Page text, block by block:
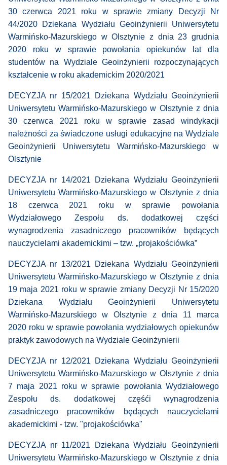
30 czerwca 2021 roku w sprawie zmiany Decyzji Nr
44/2020 Dziekana Wydziału Geoinżynierii Uniwersytetu
Warmińsko-Mazurskiego w Olsztynie z dnia 23 grudnia
2020 roku w sprawie powołania opiekunów lat dla
studentów na Wydziale Geoinżynierii rozpoczynających
kształcenie w roku akademickim 2020/2021
DECYZJA nr 15/2021 Dziekana Wydziału Geoinżynierii
Uniwersytetu Warmińsko-Mazurskiego w Olsztynie z dnia
30 czerwca 2021 roku w sprawie zasad windykacji
należności za świadczone usługi edukacyjne na Wydziale
Geoinżynierii Uniwersytetu Warmińsko-Mazurskiego w
Olsztynie
DECYZJA nr 14/2021 Dziekana Wydziału Geoinżynierii
Uniwersytetu Warmińsko-Mazurskiego w Olsztynie z dnia
18 czerwca 2021 roku w sprawie powołania
Wydziałowego Zespołu ds. dodatkowej części
wynagrodzenia zasadniczego pracowników będących
nauczycielami akademickimi – tzw. „projakościówka”
DECYZJA nr 13/2021 Dziekana Wydziału Geoinżynierii
Uniwersytetu Warmińsko-Mazurskiego w Olsztynie z dnia
19 maja 2021 roku w sprawie zmiany Decyzji Nr 15/2020
Dziekana Wydziału Geoinżynierii Uniwersytetu
Warmińsko-Mazurskiego w Olsztynie z dnia 11 marca
2020 roku w sprawie powołania wydziałowych opiekunów
praktyk zawodowych na Wydziale Geoinżynierii
DECYZJA nr 12/2021 Dziekana Wydziału Geoinżynierii
Uniwersytetu Warmińsko-Mazurskiego w Olsztynie z dnia
7 maja 2021 roku w sprawie powołania Wydziałowego
Zespołu ds. dodatkowej częśći wynagrodzenia
zasadniczego pracowników będących nauczycielami
akademickimi - tzw. "projakościówka"
DECYZJA nr 11/2021 Dziekana Wydziału Geoinżynierii
Uniwersytetu Warmińsko-Mazurskiego w Olsztynie z dnia